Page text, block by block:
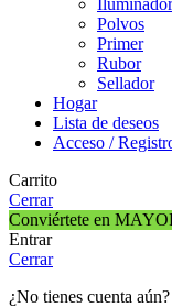
Polvos
Primer
Rubor
Sellador
Hogar
Lista de deseos
Acceso /
Carrito
Cerrar
Conviértete en
Entrar
Cerrar
¿No tienes cuenta aún?